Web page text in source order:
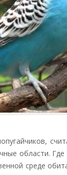
области.
среде